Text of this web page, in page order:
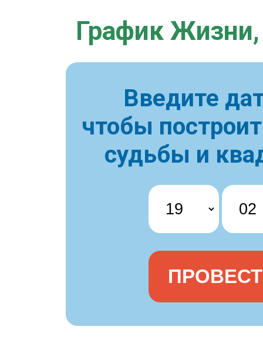
График Жизни,
Введите
чтобы
судьбы и